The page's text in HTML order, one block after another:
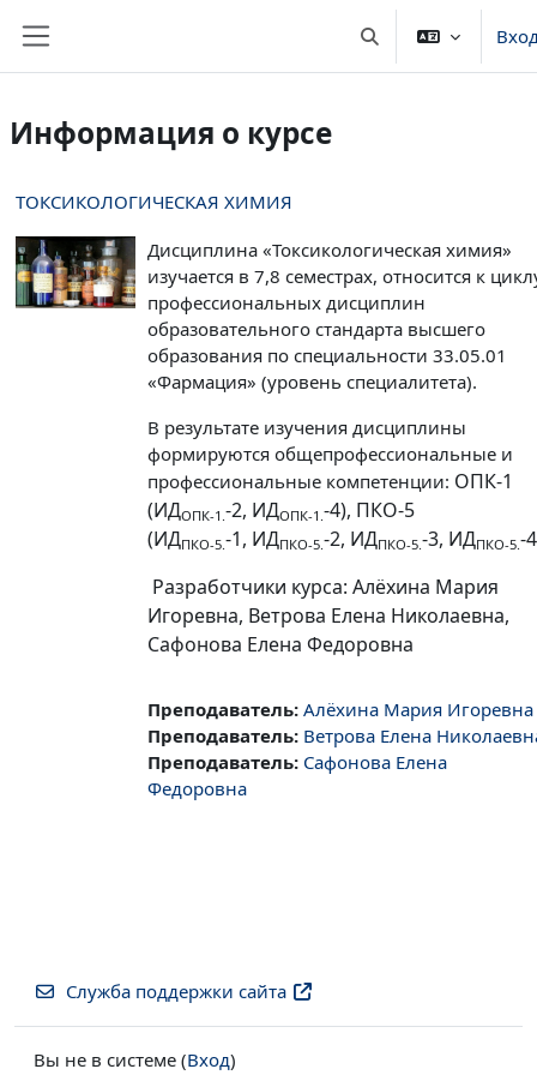
Изменить данные
Информация о курсе
ТОКСИКОЛОГИЧЕСКАЯ ХИМИЯ
Дисциплина «Токсикологическая химия»
изучается в 7,8 семестрах, относится к
профессиональных дисциплин
образовательного стандарта высшего
образования по специальности 33.05.01
«Фармация» (уровень специалитета).
В результате изучения дисциплины
формируются общепрофессиональные и
профессиональные компетенции: ОПК-1
(ИДОПК-1. -2, ИДОПК-1. -4), ПКО-5
(ИДПКО-5. -1, ИДПКО-5. -2, ИДПКО-5. -3, ИДПКО-5. -
Разработчики курса: Алёхина Мария
Игоревна, Ветрова Елена Николаевна,
Сафонова Елена Федоровна
Преподаватель: Алёхина Мария Игоревна
Преподаватель: Ветрова Елена
Преподаватель: Сафонова Елена
Федоровна
Служба поддержки сайта
Вы не в системе (Вход)